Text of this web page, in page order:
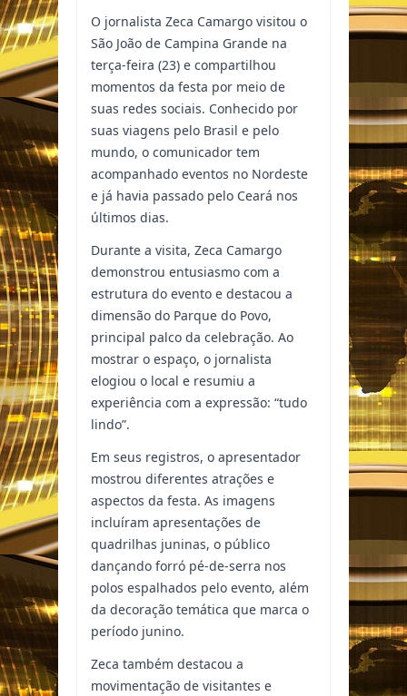
O jornalista Zeca Camargo visitou o
São João de Campina Grande na
terça-feira (23) e compartilhou
momentos da festa por meio de
suas redes sociais. Conhecido por
suas viagens pelo Brasil e pelo
mundo, o comunicador tem
acompanhado eventos no Nordeste
e já havia passado pelo Ceará nos
últimos dias.
Durante a visita, Zeca Camargo
demonstrou entusiasmo com a
estrutura do evento e destacou a
dimensão do Parque do Povo,
principal palco da celebração. Ao
mostrar o espaço, o jornalista
elogiou o local e resumiu a
experiência com a expressão: “tudo
lindo”.
Em seus registros, o apresentador
mostrou diferentes atrações e
aspectos da festa. As imagens
incluíram apresentações de
quadrilhas juninas, o público
dançando forró pé-de-serra nos
polos espalhados pelo evento, além
da decoração temática que marca o
período junino.
Zeca também destacou a
movimentação de visitantes e